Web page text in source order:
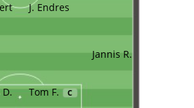
J. Endres
Jannis R.
D. Tom F. C